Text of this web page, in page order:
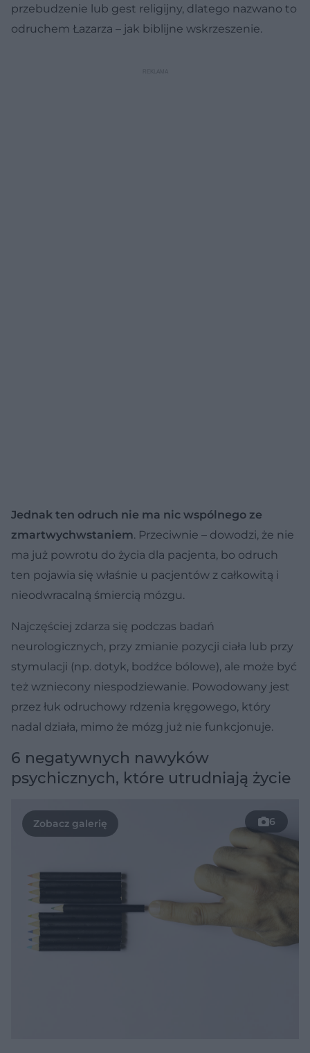
przebudzenie lub gest religijny, dlatego nazwano to
odruchem Łazarza – jak biblijne wskrzeszenie.
Jednak ten odruch nie ma nic wspólnego ze
zmartwychwstaniem. Przeciwnie – dowodzi, że nie
ma już powrotu do życia dla pacjenta, bo odruch
ten pojawia się właśnie u pacjentów z całkowitą i
nieodwracalną śmiercią mózgu.
Najczęściej zdarza się podczas badań
neurologicznych, przy zmianie pozycji ciała lub przy
stymulacji (np. dotyk, bodźce bólowe), ale może być
też wzniecony niespodziewanie. Powodowany jest
przez łuk odruchowy rdzenia kręgowego, który
nadal działa, mimo że mózg już nie funkcjonuje.
6 negatywnych nawyków
psychicznych, które utrudniają życie
6